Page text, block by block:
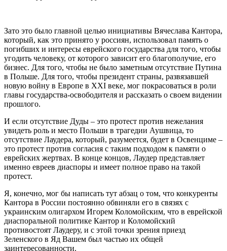
Зато это было главной целью инициативы Вячеслава Кантора,
который, как это принято у россиян, использовал память о
погибших и интересы еврейского государства для того, чтобы
угодить человеку, от которого зависит его благополучие, его
бизнес. Для того, чтобы не было заметным отсутствие Путина
в Польше. Для того, чтобы президент страны, развязавшей
новую войну в Европе в ХХІ веке, мог покрасоваться в роли
главы государства-освободителя и рассказать о своем видении
прошлого.
И если отсутствие Дуды – это протест против нежелания
увидеть роль и место Польши в трагедии Аушвица, то
отсутствие Лаудера, который, разумеется, будет в Освенциме –
это протест против согласия с таким подходом к памяти о
еврейских жертвах. В конце концов, Лаудер представляет
именно евреев диаспоры и имеет полное право на такой
протест.
Я, конечно, мог бы написать тут абзац о том, что конкуренты
Кантора в России постоянно обвиняли его в связях с
украинским олигархом Игорем Коломойским, что в еврейской
диаспоральной политике Кантор и Коломойский
противостоят Лаудеру, и с этой точки зрения приезд
Зеленского в Яд Вашем был частью их общей
заинтересованности.